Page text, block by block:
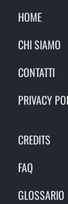
HOME
CHI SIAMO
CONTATTI
PRIVACY
CREDITS
FAQ
GLOSSARIO